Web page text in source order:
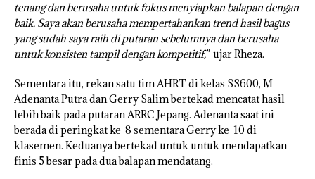
tenang dan berusaha untuk fokus menyiapkan balapan dengan
baik. Saya akan berusaha mempertahankan trend hasil bagus
yang sudah saya raih di putaran sebelumnya dan berusaha
untuk konsisten tampil dengan kompetitif,” ujar Rheza.
Sementara itu, rekan satu tim AHRT di kelas SS600, M
Adenanta Putra dan Gerry Salim bertekad mencatat hasil
lebih baik pada putaran ARRC Jepang. Adenanta saat ini
berada di peringkat ke-8 sementara Gerry ke-10 di
klasemen. Keduanya bertekad untuk untuk mendapatkan
finis 5 besar pada dua balapan mendatang.